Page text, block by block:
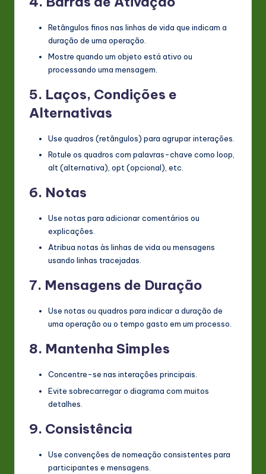
Retângulos finos nas linhas de vida que indicam a
duração de uma operação.
Mostre quando um objeto está ativo ou
processando uma mensagem.
5. Laços, Condições e
Alternativas
Use quadros (retângulos) para agrupar interações.
Rotule os quadros com palavras-chave como loop,
alt (alternativa), opt (opcional), etc.
6. Notas
Use notas para adicionar comentários ou
explicações.
Atribua notas às linhas de vida ou mensagens
usando linhas tracejadas.
7. Mensagens de Duração
Use notas ou quadros para indicar a duração de
uma operação ou o tempo gasto em um processo.
8. Mantenha Simples
Concentre-se nas interações principais.
Evite sobrecarregar o diagrama com muitos
detalhes.
9. Consistência
Use convenções de nomeação consistentes para
participantes e mensagens.